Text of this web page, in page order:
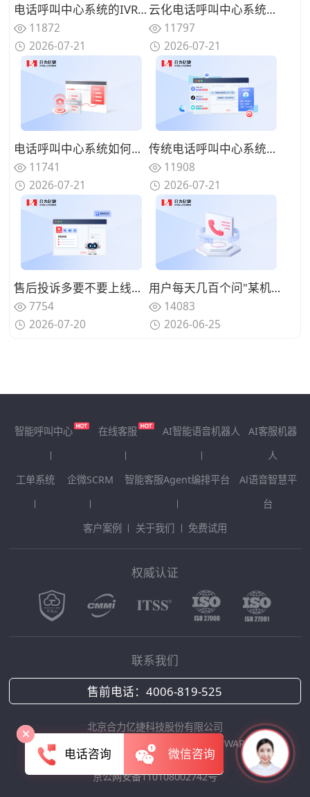
电话呼叫中心系统的IVR设计有哪些技巧？告别迷宫式菜单的用户友好设计
11872
2026-07-21
云化电话呼叫中心系统有哪些优势？告别硬件束缚的灵活部署模式
11797
2026-07-21
电话呼叫中心系统如何实现来电智能分配？路由策略优化坐席资源调配
11741
2026-07-21
传统电话呼叫中心系统面临哪些挑战？数字化转型的迫切性与路径
11908
2026-07-21
售后投诉多要不要上线呼叫中心系统？规范来电处理标准
7754
2026-07-20
用户每天几百个问"某机型回收多少钱"、人工查型号报价慢还漏单？用智能电话呼叫中心系统自动识别型号并实时报价
14083
2026-06-25
智能呼叫中心 在线客服 AI智能语音机器人
AI客服机器
人
工单系统
企微SCRM 智能客服Agent编排平台
Al语音智慧平
台
客户案例
关于我们 免费试用
权威认证
联系我们
售前电话：4006-819-525
北京合力亿捷科技股份有限公司
Copyright © 2025 HOLLYCRM SOFTWARE
京ICP备12042422号-1
京公网安备110108002742号
电话咨询 微信咨询